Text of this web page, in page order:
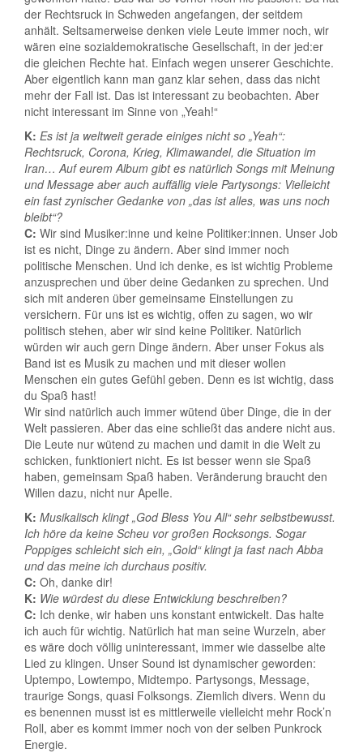
der Rechtsruck in Schweden angefangen, der seitdem
anhält. Seltsamerweise denken viele Leute immer noch, wir
wären eine sozialdemokratische Gesellschaft, in der jed:er
die gleichen Rechte hat. Einfach wegen unserer Geschichte.
Aber eigentlich kann man ganz klar sehen, dass das nicht
mehr der Fall ist. Das ist interessant zu beobachten. Aber
nicht interessant im Sinne von „Yeah!“
K: Es ist ja weltweit gerade einiges nicht so „Yeah“:
Rechtsruck, Corona, Krieg, Klimawandel, die Situation im
Iran… Auf eurem Album gibt es natürlich Songs mit Meinung
und Message aber auch auffällig viele Partysongs: Vielleicht
ein fast zynischer Gedanke von „das ist alles, was uns noch
bleibt“?
C: Wir sind Musiker:inne und keine Politiker:innen. Unser Job
ist es nicht, Dinge zu ändern. Aber sind immer noch
politische Menschen. Und ich denke, es ist wichtig Probleme
anzusprechen und über deine Gedanken zu sprechen. Und
sich mit anderen über gemeinsame Einstellungen zu
versichern. Für uns ist es wichtig, offen zu sagen, wo wir
politisch stehen, aber wir sind keine Politiker. Natürlich
würden wir auch gern Dinge ändern. Aber unser Fokus als
Band ist es Musik zu machen und mit dieser wollen
Menschen ein gutes Gefühl geben. Denn es ist wichtig, dass
du Spaß hast!
Wir sind natürlich auch immer wütend über Dinge, die in der
Welt passieren. Aber das eine schließt das andere nicht aus.
Die Leute nur wütend zu machen und damit in die Welt zu
schicken, funktioniert nicht. Es ist besser wenn sie Spaß
haben, gemeinsam Spaß haben. Veränderung braucht den
Willen dazu, nicht nur Apelle.
K: Musikalisch klingt „God Bless You All“ sehr selbstbewusst.
Ich höre da keine Scheu vor großen Rocksongs. Sogar
Poppiges schleicht sich ein, „Gold“ klingt ja fast nach Abba
und das meine ich durchaus positiv.
C: Oh, danke dir!
K: Wie würdest du diese Entwicklung beschreiben?
C: Ich denke, wir haben uns konstant entwickelt. Das halte
ich auch für wichtig. Natürlich hat man seine Wurzeln, aber
es wäre doch völlig uninteressant, immer wie dasselbe alte
Lied zu klingen. Unser Sound ist dynamischer geworden:
Uptempo, Lowtempo, Midtempo. Partysongs, Message,
traurige Songs, quasi Folksongs. Ziemlich divers. Wenn du
es benennen musst ist es mittlerweile vielleicht mehr Rock’n
Roll, aber es kommt immer noch von der selben Punkrock
Energie.